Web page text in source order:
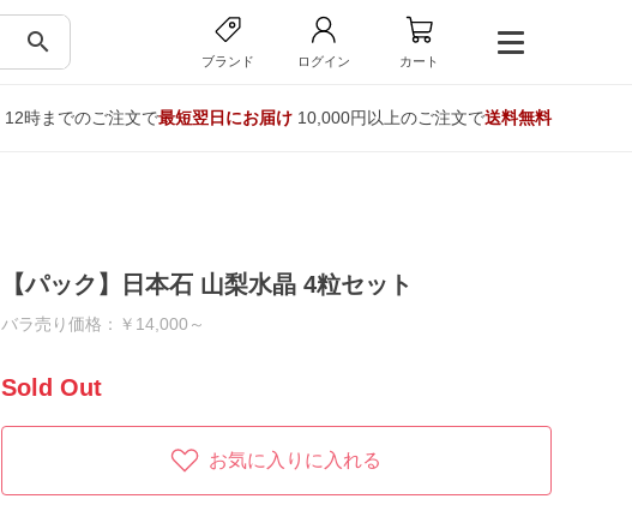
search
ブランド ログイン カート
12時までのご注文で最短翌日にお届け10,000円以上のご注文で送料無料
【パック】日本石 山梨水晶 4粒セット
バラ売り価格：￥14,000～
Sold Out
お気に入りに入れる